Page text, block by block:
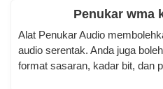
Penukar wma
Alat Penukar Audio
audio serentak. Anda juga
format sasaran, kadar bit, dan